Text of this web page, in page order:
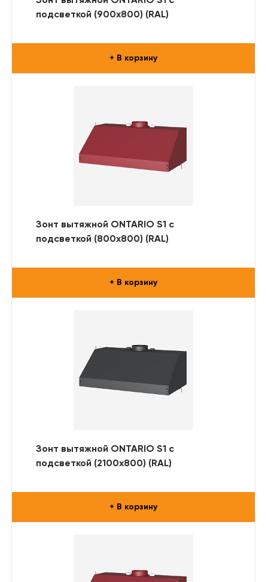
подсветкой (900x800) (RAL)
+ В корзину
Зонт вытяжной ONTARIO S1 с
подсветкой (800x800) (RAL)
+ В корзину
Зонт вытяжной ONTARIO S1 с
подсветкой (2100x800) (RAL)
+ В корзину